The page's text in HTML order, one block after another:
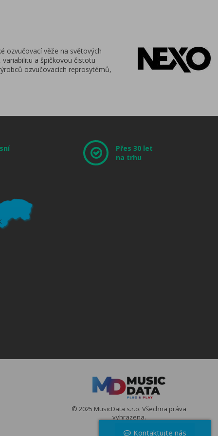
ozvučovací věže na světových
a špičkovou čistotu
ozvučovacích reprosytémů,
Přes 30 let
na trhu
Kontaktujte nás
© 2025 MusicData s.r.o. Všechna práva
vyhrazena.